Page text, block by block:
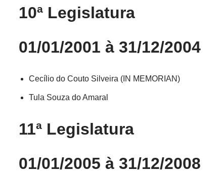
10ª Legislatura
01/01/2001 à 31/12/2004
Cecílio do Couto Silveira (IN MEMORIAN)
Tula Souza do Amaral
11ª Legislatura
01/01/2005 à 31/12/2008